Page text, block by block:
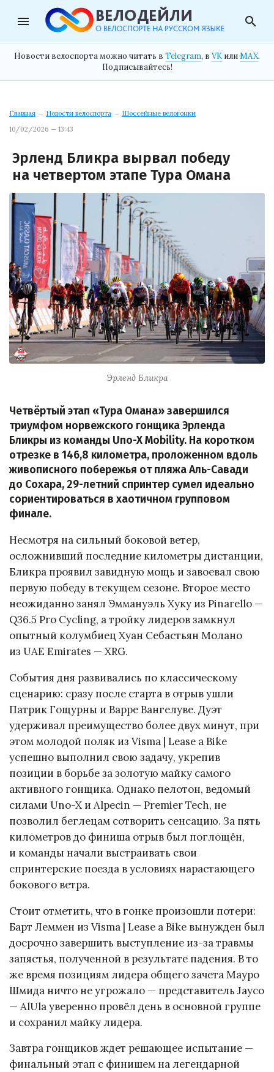
menu search
Новости велоспорта можно читать в Telegram, в VK илиMAX.
Подписывайтесь!
Главная → Новости велоспорта → Шоссейные велогонки
10/02/2026 — 13:43
Эрленд Бликра вырвал победу
на четвертом этапе Тура Омана
Эрленд Бликра
Четвёртый этап «Тура Омана» завершился
триумфом норвежского гонщика Эрленда
Бликры из команды Uno-X Mobility. На коротком
отрезке в 146,8 километра, проложенном вдоль
живописного побережья от пляжа Аль-Савади
до Сохара, 29-летний спринтер сумел идеально
сориентироваться в хаотичном групповом
финале.
Несмотря на сильный боковой ветер,
осложнивший последние километры дистанции,
Бликра проявил завидную мощь и завоевал свою
первую победу в текущем сезоне. Второе место
неожиданно занял Эммануэль Хуку из Pinarello —
Q36.5 Pro Cycling, а тройку лидеров замкнул
опытный колумбиец Хуан Себастьян Молано
из UAE Emirates — XRG.
События дня развивались по классическому
сценарию: сразу после старта в отрыв ушли
Патрик Гощурны и Варре Вангелуве. Дуэт
удерживал преимущество более двух минут, при
этом молодой поляк из Visma | Lease a Bike
успешно выполнил свою задачу, укрепив
позиции в борьбе за золотую майку самого
активного гонщика. Однако пелотон, ведомый
силами Uno-X и Alpecin — Premier Tech, не
позволил беглецам сотворить сенсацию. За пять
километров до финиша отрыв был поглощён,
и команды начали выстраивать свои
спринтерские поезда в условиях нарастающего
бокового ветра.
Стоит отметить, что в гонке произошли потери:
Барт Леммен из Visma | Lease a Bike вынужден был
досрочно завершить выступление из-за травмы
запястья, полученной в результате падения. В то
же время позициям лидера общего зачета Мауро
Шмида ничто не угрожало — представитель Jayco
— AlUla уверенно провёл день в основной группе
и сохранил майку лидера.
Завтра гонщиков ждет решающее испытание —
финальный этап с финишем на легендарной